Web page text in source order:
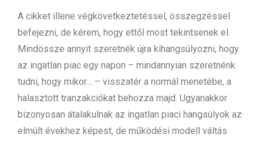
A cikket illene végkövetkeztetéssel, összegzéssel
befejezni, de kérem, hogy ettől most tekintsenek el.
Mindössze annyit szeretnék újra kihangsúlyozni, hogy
az ingatlan piac egy napon – mindannyian szeretnénk
tudni, hogy mikor… – visszatér a normál menetébe, a
halasztott tranzakciókat behozza majd. Ugyanakkor
bizonyosan átalakulnak az ingatlan piaci hangsúlyok az
elmúlt évekhez képest, de működési modell váltás